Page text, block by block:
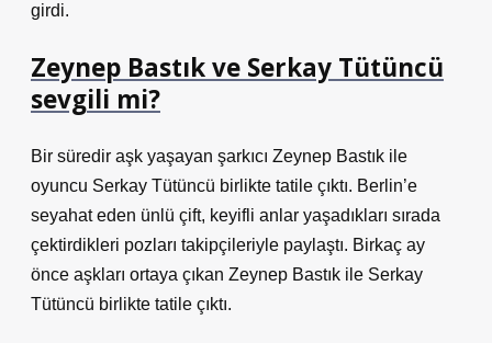
girdi.
Zeynep Bastık ve Serkay Tütüncü
sevgili mi?
Bir süredir aşk yaşayan şarkıcı Zeynep Bastık ile
oyuncu Serkay Tütüncü birlikte tatile çıktı. Berlin’e
seyahat eden ünlü çift, keyifli anlar yaşadıkları sırada
çektirdikleri pozları takipçileriyle paylaştı. Birkaç ay
önce aşkları ortaya çıkan Zeynep Bastık ile Serkay
Tütüncü birlikte tatile çıktı.